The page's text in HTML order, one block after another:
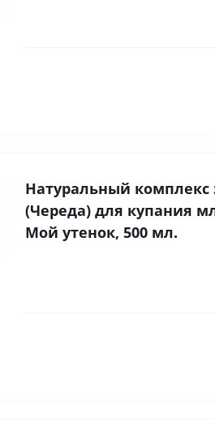
Натуральный комплекс
(Череда) для купания
Мой утенок, 500 мл.